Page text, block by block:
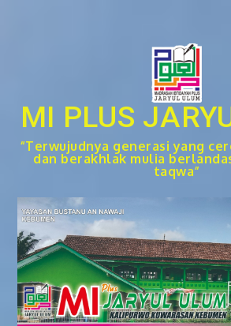
MI PLUS
“Terwujudnya generasi yang
dan berakhlak mulia
taqwa”